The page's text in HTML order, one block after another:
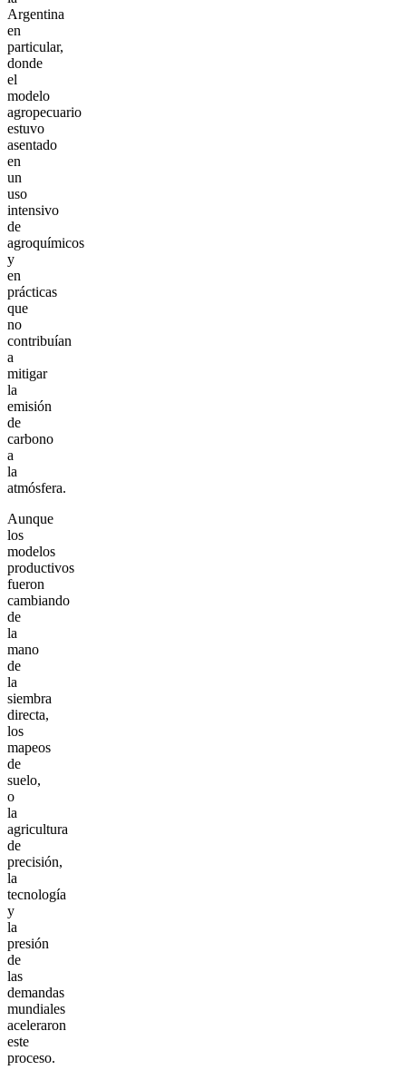
Argentina
en
particular,
donde
el
modelo
agropecuario
estuvo
asentado
en
un
uso
intensivo
de
agroquímicos
y
en
prácticas
que
no
contribuían
a
mitigar
la
emisión
de
carbono
a
la
atmósfera.
Aunque
los
modelos
productivos
fueron
cambiando
de
la
mano
de
la
siembra
directa,
los
mapeos
de
suelo,
o
la
agricultura
de
precisión,
la
tecnología
y
la
presión
de
las
demandas
mundiales
aceleraron
este
proceso.